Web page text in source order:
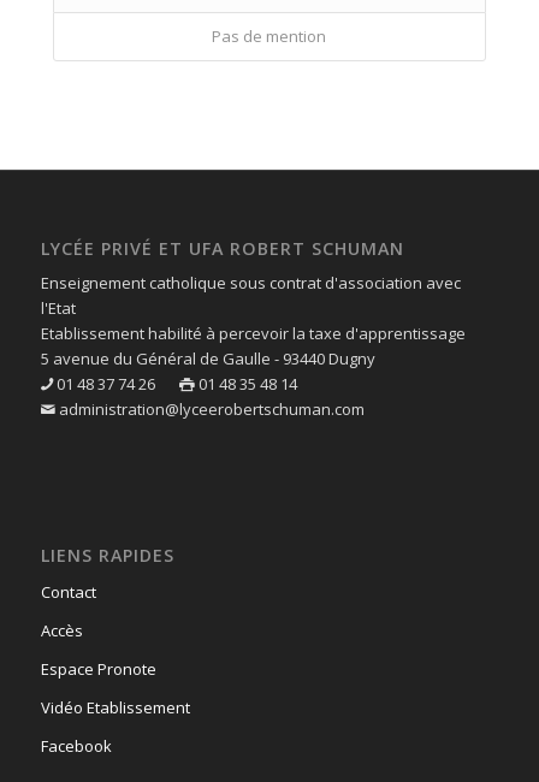
Pas de mention
LYCÉE PRIVÉ ET UFA ROBERT SCHUMAN
Enseignement catholique sous contrat d'association avec
l'Etat
Etablissement habilité à percevoir la taxe d'apprentissage
5 avenue du Général de Gaulle - 93440 Dugny
01 48 37 74 26
01 48 35 48 14
administration@lyceerobertschuman.com
LIENS RAPIDES
Contact
Accès
Espace Pronote
Vidéo Etablissement
Facebook